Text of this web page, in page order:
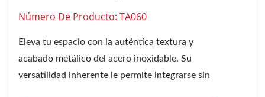
Número De Producto: TA060
Eleva tu espacio con la auténtica textura y
acabado metálico del acero inoxidable. Su
versatilidad inherente le permite integrarse sin